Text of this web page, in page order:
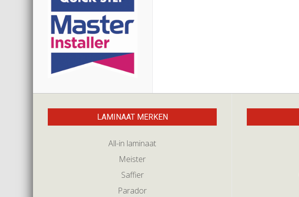
LAMINAAT MERKEN
All-in laminaat
Meister
Saffier
Parador